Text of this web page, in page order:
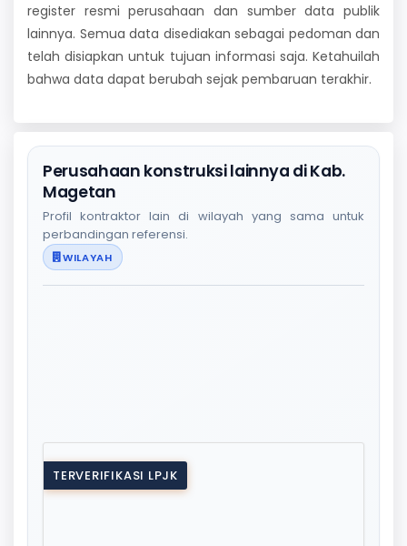
register resmi perusahaan dan sumber data publik
lainnya. Semua data disediakan sebagai pedoman dan
telah disiapkan untuk tujuan informasi saja. Ketahuilah
bahwa data dapat berubah sejak pembaruan terakhir.
Perusahaan konstruksi lainnya di Kab.
Magetan
Profil kontraktor lain di wilayah yang sama untuk
perbandingan referensi.
WILAYAH
TERVERIFIKASI LPJK